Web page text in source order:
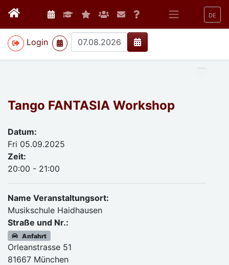
DE
Login
>
Tango FANTASIA Workshop
Datum:
Fri 05.09.2025
Zeit:
20:00 - 21:00
Name Veranstaltungsort:
Musikschule Haidhausen
Straße und Nr.:
Anfahrt
Orleanstrasse 51
81667 München